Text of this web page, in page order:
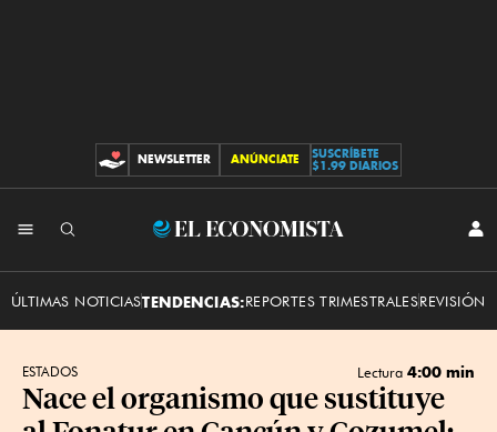
CONTRIBUCIONES
NEWSLETTER ANÚNCIATE
SUSCRÍBETE
$1.99 DIARIOS
El
ÚLTIMAS NOTICIASTENDENCIAS:REPORTES TRIMESTRALESREVISIÓN
ESTADOS Lectura 4:00 min
Nace el organismo que sustituye